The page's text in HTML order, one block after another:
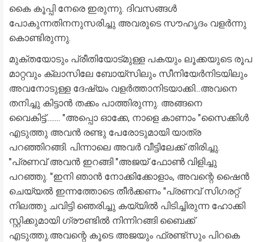
കൈ കൂപ്പി നേരെ ഇരുന്നു. ദിവസങ്ങൾ
പോകുന്നതിനനുസരിച്ചു അവരുടെ സൗഹൃദം വളർന്നു
കൊണ്ടിരുന്നു.
മുക്തയോടും പ്രീതിയോട്മുള്ള പകയും ലൂക്കയുടെ രൂപ
മാറ്റവും ക്ലാസിലേ ബോയ്സിലും സീനിയേർനിടയിലും
അവനോടുള്ള ദേഷ്യം വളർത്താനിടയാക്കി...അവനെ
തനിച്ചു കിട്ടാൻ തക്കം പാത്തിരുന്നു. അങ്ങനെ
വൈകിട്ട്........ "അപ്പൊ ഓക്കേ, നാളെ കാണാം "സൈക്കിൾ
എടുത്തു അവൻ രണ്ടു പേരോടുമായി യാത്ര
പറഞ്ഞിറങ്ങി. പിന്നാലെ അവർ വീട്ടിലേക്ക് തിരിച്ചു.
"പ്രണവ് അവൻ ഇറങ്ങി "അജയ് ഫോൺ വിളിച്ചു
പറഞ്ഞു. "ഇനി ഞാൻ നോക്കിക്കോളാം, അവന്റെ ഷൈൻ
ചെയ്യൽ ഇന്നത്തോടെ തീർക്കണം "പ്രണവ് സിഗരറ്റ്
നിലത്തു ചവിട്ടി ഞെരിച്ചു കയ്യിൽ പിടിച്ചിരുന്ന ഹോക്കി
സ്റ്റിക്കുമായി ഗ്രൗണ്ടിൽ നിന്നിറങ്ങി ബൈക്ക്
എടുത്തു.അവന്റെ കൂടെ അജയും ഫ്രണ്ട്സും പിറകെ